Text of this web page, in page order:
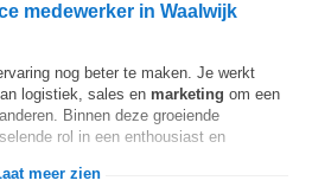
medewerker in Waalwijk
nog beter te maken. Je werkt
logistiek, sales en marketing om een
Binnen deze groeiende
rol in een enthousiast en
meer zien